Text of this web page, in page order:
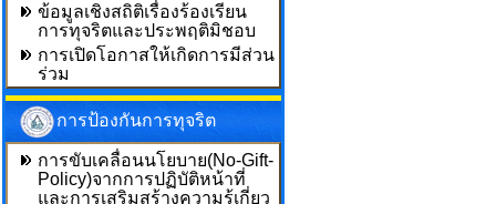
ข้อมูลเชิงสถิติเรื่องร้องเรียน
การทุจริตและประพฤติมิชอบ
การเปิดโอกาสให้เกิดการมีส่วน
ร่วม
การป้องกันการทุจริต
การขับเคลื่อนนโยบาย(No-Gift-
Policy)จากการปฏิบัติหน้าที่
และการเสริมสร้างความรู้เกี่ยว